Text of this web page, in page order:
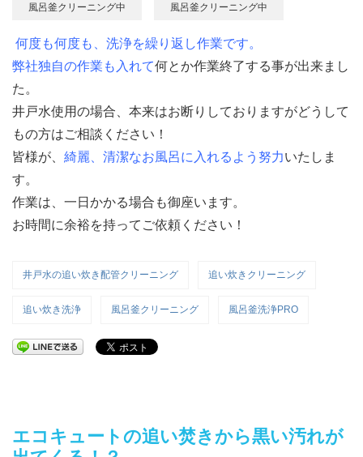
風呂釜クリーニング中 風呂釜クリーニング中
何度も何度も、洗浄を繰り返し作業です。
弊社独自の作業も入れて何とか作業終了する事が出来まし
た。
井戸水使用の場合、本来はお断りしておりますがどうして
もの方はご相談ください！
皆様が、 綺麗、清潔なお風呂に入れるよう努力いたしま
す。
作業は、一日かかる場合も御座います。
お時間に余裕を持ってご依頼ください！
井戸水の追い炊き配管クリーニング 追い炊きクリーニング
追い炊き洗浄 風呂釜クリーニング 風呂釜洗浄PRO
エコキュートの追い焚きから黒い汚れが